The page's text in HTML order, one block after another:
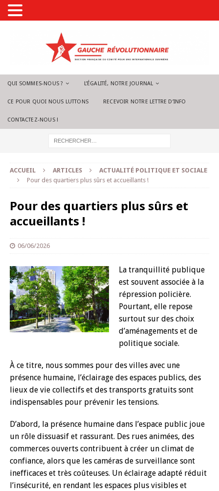
QUI SOMMES-NOUS ? L’ÉGALITÉ, NOTRE JOURNAL
CE POUR QUOI NOUS LUTTONS RECEVOIR NOTRE LETTRE D’INFO
CONTACTEZ-NOUS !
ACCUEIL ARTICLES
ACTUALITÉ POLITIQUE ET SOCIALE
Pour des quartiers plus sûrs et accueillants !
Pour des quartiers plus sûrs et
accueillants !
06/06/2026
La tranquillité publique
est souvent associée à la
répression policière.
Pourtant, elle repose
surtout sur des choix
d’aménagements et de
politique sociale.
À ce titre, nous sommes pour des villes avec une
présence humaine, l’éclairage des espaces publics, des
lieux de vie collectifs et des transports gratuits sont
indispensables pour prévenir les tensions.
D’abord, la présence humaine dans l’espace public joue
un rôle dissuasif et rassurant. Des rues animées, des
commerces ouverts contribuent à créer un climat de
confiance, alors que les caméras de surveillance sont
inefficaces et très coûteuses. Un éclairage adapté réduit
l’insécurité, en rendant les espaces plus visibles et